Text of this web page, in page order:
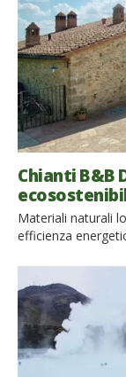
Chianti B&B
Materiali naturali
efficienza
stata in Toscana,
Premetto che ogni
io ho trovato